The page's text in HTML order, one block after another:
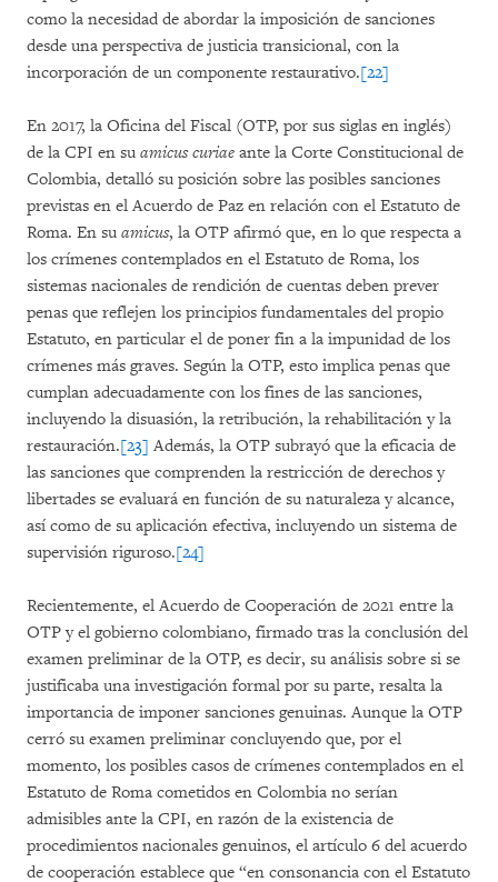
como la necesidad de abordar la imposición de sanciones
desde una perspectiva de justicia transicional, con la
incorporación de un componente restaurativo.[22]
En 2017, la Oficina del Fiscal (OTP, por sus siglas en inglés)
de la CPI en su amicus curiae ante la Corte Constitucional de
Colombia, detalló su posición sobre las posibles sanciones
previstas en el Acuerdo de Paz en relación con el Estatuto de
Roma. En su amicus, la OTP afirmó que, en lo que respecta a
los crímenes contemplados en el Estatuto de Roma, los
sistemas nacionales de rendición de cuentas deben prever
penas que reflejen los principios fundamentales del propio
Estatuto, en particular el de poner fin a la impunidad de los
crímenes más graves. Según la OTP, esto implica penas que
cumplan adecuadamente con los fines de las sanciones,
incluyendo la disuasión, la retribución, la rehabilitación y la
restauración.[23] Además, la OTP subrayó que la eficacia de
las sanciones que comprenden la restricción de derechos y
libertades se evaluará en función de su naturaleza y alcance,
así como de su aplicación efectiva, incluyendo un sistema de
supervisión riguroso.[24]
Recientemente, el Acuerdo de Cooperación de 2021 entre la
OTP y el gobierno colombiano, firmado tras la conclusión del
examen preliminar de la OTP, es decir, su análisis sobre si se
justificaba una investigación formal por su parte, resalta la
importancia de imponer sanciones genuinas. Aunque la OTP
cerró su examen preliminar concluyendo que, por el
momento, los posibles casos de crímenes contemplados en el
Estatuto de Roma cometidos en Colombia no serían
admisibles ante la CPI, en razón de la existencia de
procedimientos nacionales genuinos, el artículo 6 del acuerdo
de cooperación establece que “en consonancia con el Estatuto